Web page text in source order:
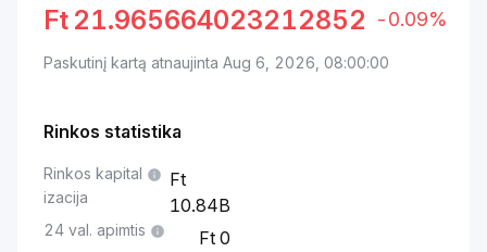
Ft 21.965664023212852 -0.09%
Paskutinį kartą atnaujinta Aug 6, 2026, 08:00:00
Rinkos statistika
Rinkos kapital
izacija
10.84B
24 val. apimtis 0